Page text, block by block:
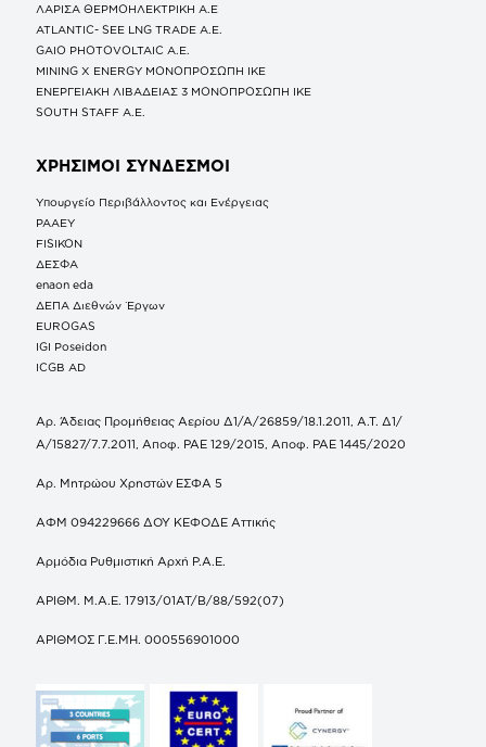
ΛΑΡΙΣΑ ΘΕΡΜΟΗΛΕΚΤΡΙΚΗ A.E
ATLANTIC- SEE LNG TRADE A.E.
GAIO PHOTOVOLTAIC Α.Ε.
MINING X ENERGY ΜΟΝΟΠΡΟΣΩΠΗ ΙΚΕ
ΕΝΕΡΓΕΙΑΚΗ ΛΙΒΑΔΕΙΑΣ 3 ΜΟΝΟΠΡΟΣΩΠΗ ΙΚΕ
SOUTH STAFF Α.Ε.
ΧΡΗΣΙΜΟΙ ΣΥΝΔΕΣΜΟΙ
Υπουργείο Περιβάλλοντος και Ενέργειας
ΡΑΑΕΥ
FISIKON
ΔΕΣΦΑ
enaon eda
ΔΕΠΑ Διεθνών Έργων
EUROGAS
IGI Poseidon
ICGB AD
Αρ. Άδειας Προμήθειας Αερίου Δ1/Α/26859/18.1.2011, Α.Τ. Δ1/
Α/15827/7.7.2011, Αποφ. ΡΑΕ 129/2015, Αποφ. ΡΑΕ 1445/2020
Αρ. Μητρώου Χρηστών ΕΣΦΑ 5
ΑΦΜ 094229666 ΔΟΥ ΚΕΦΟΔΕ Αττικής
Αρμόδια Ρυθμιστική Αρχή Ρ.Α.Ε.
ΑΡΙΘΜ. Μ.Α.Ε. 17913/01ΑΤ/Β/88/592(07)
ΑΡΙΘΜΟΣ Γ.Ε.ΜΗ. 000556901000